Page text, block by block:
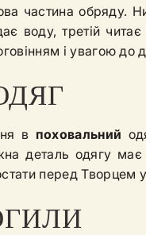
частина обряду.
воду, третій
і увагою до
в поховальний
деталь одягу має
перед Творцем